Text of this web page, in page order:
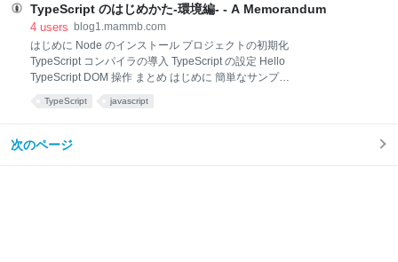
ールパッケージを作成できます。 Windows では msi
と exe、macOS では pkg と dmg、Linux では deb と
rpm 形式のパッケージをコマンドラインツール
(jpackage)を介して作成したり、ToolProvider API を
介してプログラム的に作成することができます。これ
馴染みのある方法で行うことが可
TypeScript のはじめかた-環境編- - A Memorandum
4 users blog1.mammb.com
はじめに Node のインストール プロジェクトの初期化
TypeScript コンパイラの導入 TypeScript の設定 Hello
TypeScript DOM 操作 まとめ はじめに 簡単なサンプル
Node のインストール Node (と npm ) がインストール
してください。 blog1.mammb.com ここでは現在の最
TypeScript javascript
次のページ